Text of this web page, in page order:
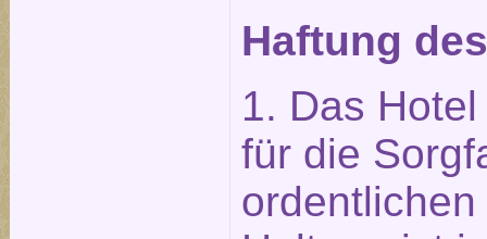
Haftung
1. Das
für die